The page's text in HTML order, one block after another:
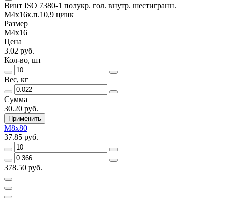
Винт ISO 7380-1 полукр. гол. внутр. шестигранн.
М4х16к.п.10,9 цинк
Размер
М4х16
Цена
3.02 руб.
Кол-во, шт
Вес, кг
Сумма
30.20 руб.
Применить
М8х80
37.85 руб.
378.50 руб.